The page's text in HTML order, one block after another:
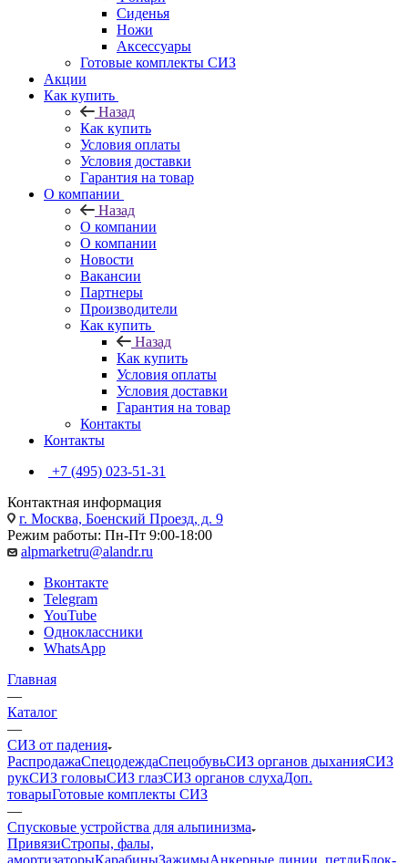
Сиденья
Ножи
Аксессуары
Готовые комплекты СИЗ
Акции
Как купить
Назад
Как купить
Условия оплаты
Условия доставки
Гарантия на товар
О компании
Назад
О компании
О компании
Новости
Вакансии
Партнеры
Производители
Как купить
Назад
Как купить
Условия оплаты
Условия доставки
Гарантия на товар
Контакты
Контакты
+7 (495) 023-51-31
Контактная информация
г. Москва, Боенский Проезд, д. 9
Режим работы: Пн-Пт 9:00-18:00
alpmarketru@alandr.ru
Вконтакте
Telegram
YouTube
Одноклассники
WhatsApp
Главная
—
Каталог
—
СИЗ от падения
РаспродажаСпецодеждаСпецобувьСИЗ органов дыханияСИЗ
рукСИЗ головыСИЗ глазСИЗ органов слухаДоп.
товарыГотовые комплекты СИЗ
—
Спусковые устройства для альпинизма
ПривязиСтропы, фалы,
амортизаторыКарабиныЗажимыАнкерные линии, петлиБлок-